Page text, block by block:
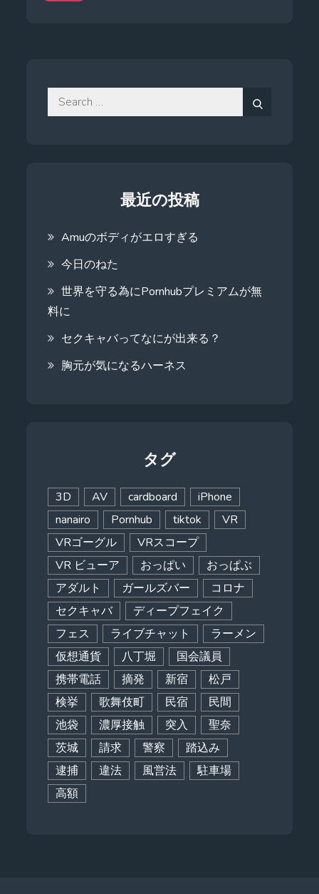
Search
for:
最近の投稿
Amuのボディがエロすぎる
今日のねた
世界を守る為にPornhubプレミアムが無
料に
セクキャバってなにが出来る？
胸元が気になるハーネス
タグ
3D AV cardboard
iPhone
nanairo
Pornhub tiktok
VR
VRゴーグル
VRスコープ
VR ビューア
おっぱい
おっぱぶ
アダルト
ガールズバー
コロナ
セクキャバ
ディープフェイク
フェス
ライブチャット
ラーメン
仮想通貨
八丁堀
国会議員
携帯電話
摘発 新宿
松戸
検挙
歌舞伎町 民宿
民間
池袋
濃厚接触 突入
聖奈
茨城
請求 警察
踏込み
逮捕
違法 風営法
駐車場
高額